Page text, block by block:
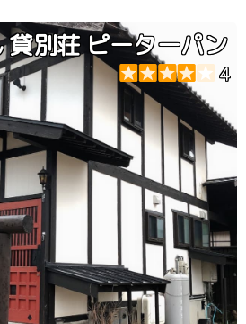
貸別荘 ピーターパン
4